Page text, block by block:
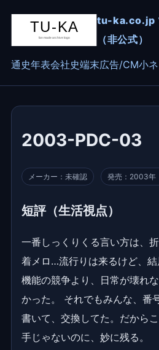
tu-ka.co.jp
（非公式）
通史年表会社史端末広告/CM小
2003-PDC-03
メーカー：未確認 発売：2003年
短評（生活視点）
一番しっくりくる言い方は、
着メロ…流行りは来るけど、
機能の競争より、日常が壊れ
かった。 それでもみんな、番
書いて、交換してた。だから
手じゃないのに、妙に残る。